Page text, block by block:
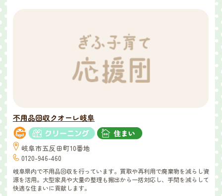
不用品回収クオーレ岐阜
岐阜市五反田町10番地
0120-946-460
岐阜県内で不用品回収を行っています。買取や再利用で廃棄物を減らし資
源を活用。大型家具や大量の整理も搬出から一括対応し、手間を減らして
快適な住まいに貢献します。